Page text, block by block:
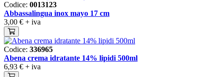
Codice: 0013123
Abbassalingua inox mayo 17 cm
3,00 € + iva
Codice: 336965
Abena crema idratante 14% lipidi 500ml
6,93 € + iva